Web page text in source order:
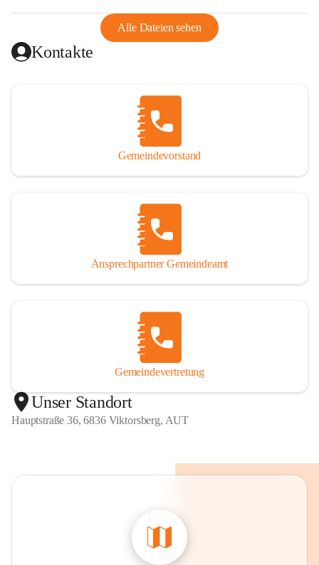
Alle Dateien sehen
Kontakte
Gemeindevorstand
Ansprechpartner Gemeindeamt
Gemeindevertretung
Unser Standort
Hauptstraße 36, 6836 Viktorsberg, AUT